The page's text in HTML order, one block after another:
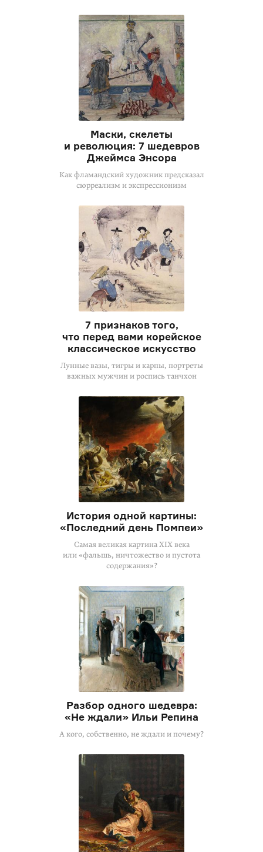
Маски, скелеты
и революция: 7 шедевров
Джеймса Энсора
Как фламандский художник предсказал
сюрреализм и экспрессионизм
7 признаков того,
что перед вами корейское
классическое искусство
Лунные вазы, тигры и карпы, портреты
важных мужчин и роспись танчхон
История одной картины:
«Последний день Помпеи»
Самая великая картина XIX века
или «фальшь, ничтожество и пустота
содержания»?
Разбор одного шедевра:
«Не ждали» Ильи Репина
А кого, собственно, не ждали и почему?